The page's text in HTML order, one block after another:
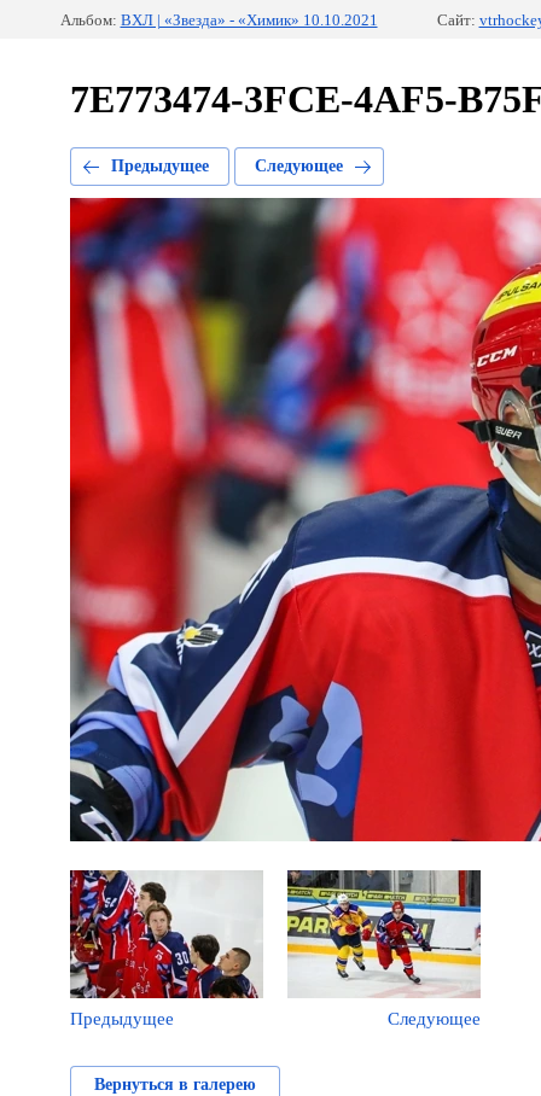
Альбом: ВХЛ | «Звезда» - «Химик» 10.10.2021 Сайт:
7E773474-3FCE-4AF5-
Предыдущее Следующее
Предыдущее Следующее
Вернуться в галерею